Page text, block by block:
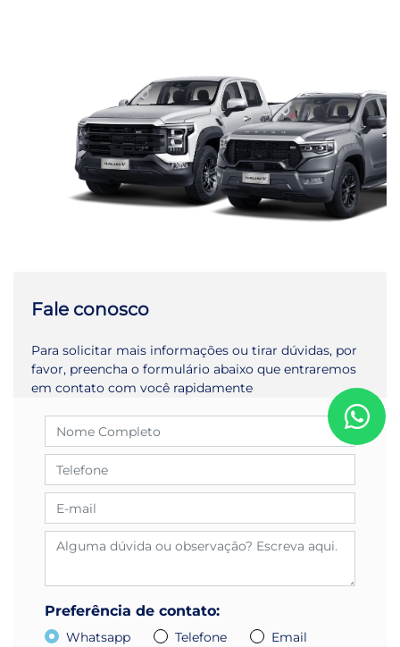
Fale conosco
Para solicitar mais informações ou tirar dúvidas, por
favor, preencha o formulário abaixo que entraremos
em contato com você rapidamente
Preferência de contato:
Whatsapp Telefone Email